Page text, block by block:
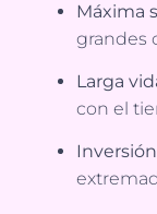
Máxima
grandes
Larga
con el
Inversión